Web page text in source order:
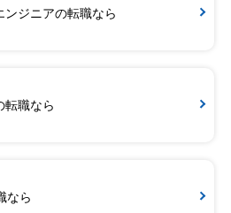
ンジニアの転職なら
転職なら
なら